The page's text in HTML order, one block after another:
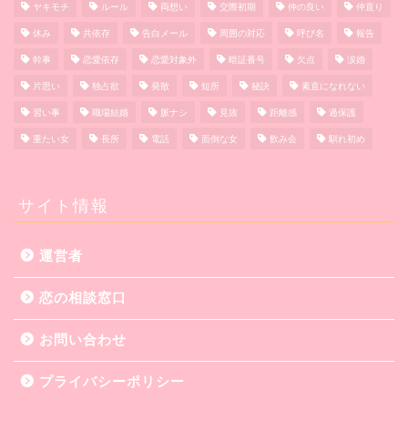
ヤキモチ ルール 両想い 交際初期 仲の良い 仲直り
休み 共依存 告白メール 周囲の対応 呼び名 報告
幹事 恋愛依存 恋愛対象外 暗証番号 欠点 涙婚
片思い 独占欲 発散 短所 秘訣 素直になれない
習い事 職場結婚 脈ナシ 見抜 距離感 過保護
重たい女 長所 電話 面倒な女 飲み会 馴れ初め
サイト情報
運営者
恋の相談窓口
お問い合わせ
プライバシーポリシー